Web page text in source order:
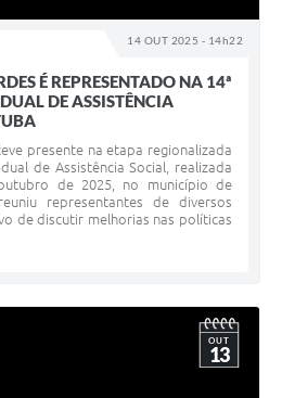
14 OUT 2025 - 14h22
É REPRESENTADO NA 14ª
DE ASSISTÊNCIA
presente na etapa regionalizada
de Assistência Social, realizada
de 2025, no município de
representantes de diversos
de discutir melhorias nas políticas
OUT
13